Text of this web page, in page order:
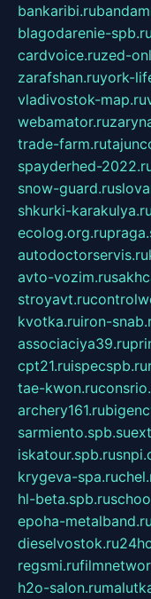
bankaribi.ru
blagodarenie-spb.ru
cardvoice.ruzed-
zarafshan.ruyork-
vladivostok-map.ru
webamator.ru
trade-farm.ru
spayderhed-
snow-guard.ru
shkurki-karakulya.ru
ecolog.org.ru
autodoctorservis.ru
avto-vozim.ru
stroyavt.ru
kvotka.ruiron-
associaciya39.ru
cpt21.ruispecspb.ru
tae-kwon.ru
archery161.ru
sarmiento.spb.su
iskatour.spb.ru
krygeva-spa.ru
hl-beta.spb.ru
epoha-metalband.ru
dieselvostok.ru
regsmi.ru
h2o-salon.ru